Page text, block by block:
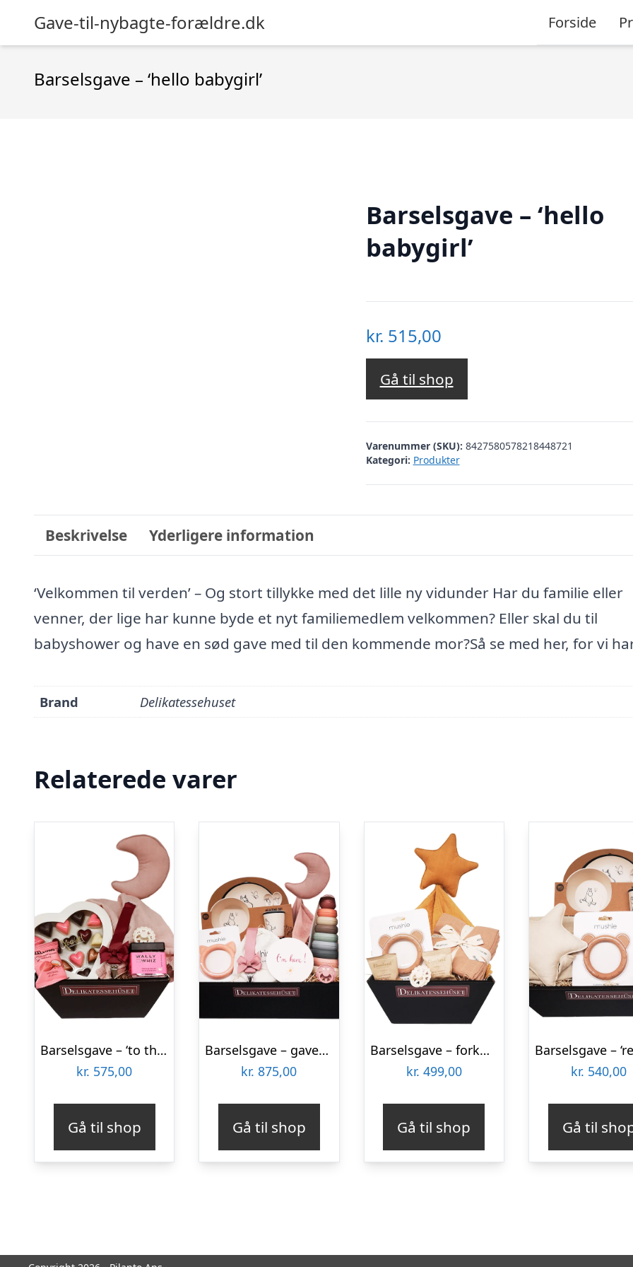
Gave-til-nybagte-forældre.dk Forside
Barselsgave – ‘hello babygirl’
Barselsgave – ‘hello
babygirl’
kr. 515,00
Gå til shop
Varenummer (SKU): 8427580578218448721
Kategori: Produkter
Beskrivelse Yderligere information
‘Velkommen til verden’ – Og stort tillykke med det lille ny vidunder Har du familie eller
venner, der lige har kunne byde et nyt familiemedlem velkommen? Eller skal du til
babyshower og have en sød gave med til den kommende mor?Så se med her, for vi
Brand Delikatessehuset
Relaterede varer
Barselsgave – ‘to the moon and back’
kr. 575,00
Gå til shop
Barselsgave – gavekurv med luksusforkælelse til den lille babypige
kr. 875,00
Gå til shop
Barselsgave – forkælelse til den lille dreng eller pige
kr. 499,00
Gå til shop
kr. 540,00
Gå til